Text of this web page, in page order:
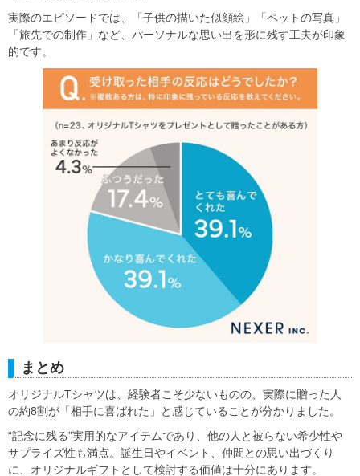
実際のエピソードでは、「子供の描いた似顔絵」「ペットの写真」
「旅先での制作」など、パーソナルな思い出を形に残す工夫が印象
的です。
まとめ
オリジナルTシャツは、経験者こそ少ないものの、実際に贈った人
の約8割が「相手に喜ばれた」と感じていることが分かりました。
“記念に残る”実用的なアイテムであり、他の人と被らない希少性や
サプライズ性も満点。誕生日やイベント、仲間との思い出づくり
に、オリジナルギフトとして検討する価値は十分にあります。